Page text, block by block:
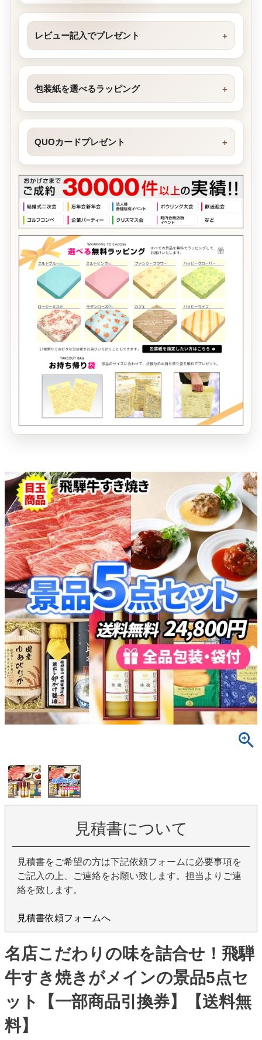
レビュー記入でプレゼント
包装紙を選べるラッピング
QUOカードプレゼント
見積書について
見積書をご希望の方は下記依頼フォームに必要事項を
ご記入の上、ご連絡をお願い致します。担当よりご連
絡を致します。
見積書依頼フォームへ
名店こだわりの味を詰合せ！飛騨
牛すき焼きがメインの景品5点セ
ット【一部商品引換券】【送料無
料】